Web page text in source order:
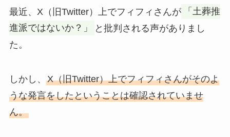
最近、X（旧Twitter）上でフィフィさんが
「土葬推
進派ではないか？」
と批判される声がありまし
た。
しかし、 X（旧Twitter）上でフィフィさんがそのよ
うな発言をしたということは確認されていませ
ん。